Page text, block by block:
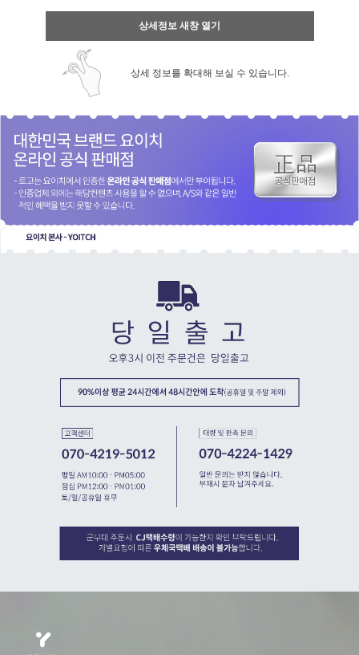
상세정보 새창 열기
상세 정보를 확대해 보실 수 있습니다.